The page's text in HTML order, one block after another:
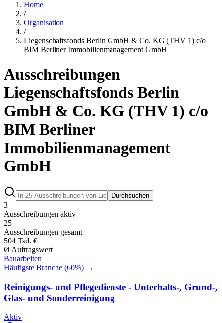
Home
/
Organisation
/
Liegenschaftsfonds Berlin GmbH & Co. KG (THV 1) c/o
BIM Berliner Immobilienmanagement GmbH
Ausschreibungen
Liegenschaftsfonds Berlin
GmbH & Co. KG (THV 1) c/o
BIM Berliner
Immobilienmanagement
GmbH
Durchsuchen
3
Ausschreibungen aktiv
25
Ausschreibungen gesamt
504 Tsd. €
Ø Auftragswert
Bauarbeiten
Häufigste Branche (60%) →
Reinigungs- und Pflegedienste - Unterhalts-, Grund-,
Glas- und Sonderreinigung
Aktiv